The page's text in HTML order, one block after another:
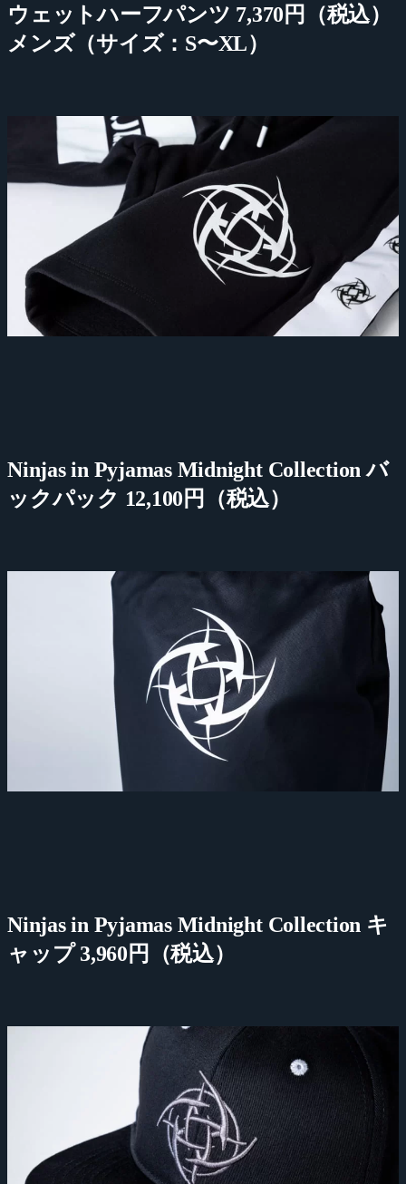
ウェットハーフパンツ 7,370円（税込）
メンズ（サイズ：S〜XL）
Ninjas in Pyjamas Midnight Collection バ
ックパック 12,100円（税込）
Ninjas in Pyjamas Midnight Collection キ
ャップ 3,960円（税込）